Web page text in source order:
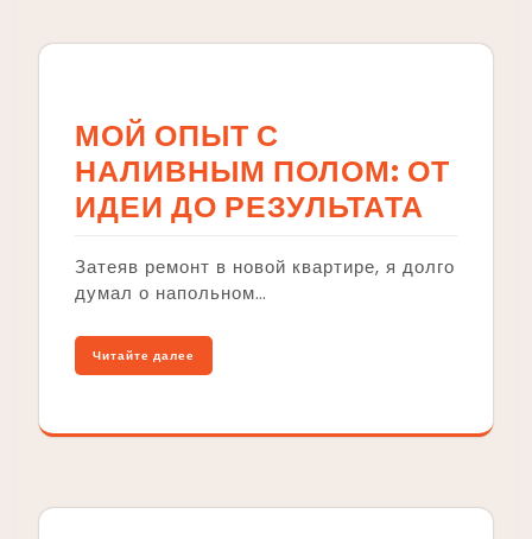
МОЙ ОПЫТ С
НАЛИВНЫМ ПОЛОМ: ОТ
ИДЕИ ДО РЕЗУЛЬТАТА
Затеяв ремонт в новой квартире, я долго
думал о напольном…
Читайте далее